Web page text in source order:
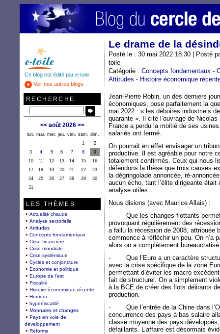
Le drame de la
Posté le : 30 mai 2022 18:30 | Posté
toile
Catégorie : Concepts fondamentaux -
Attitudes - Histoire économique
Jean-Pierre Robin, un des derniers
économiques, pose parfaitement la
mai 2022 : « les déboires industriels
quarante ». Il cite l’ouvrage de
France a perdu la moitié de ses
salariés ont fermé.
On pourrait en effet envisager un
productive. Il est agréable pour notre
totalement confirmés. Ceux qui nous
défendons la thèse que trois causes
la dégringolade annoncée, ré-
aucun écho, tant l’élite dirigeante
analyse utiles.
Nous disions (avec Maurice Allais) :
- Que les changes flottants
provoquant régulièrement des
a fallu la récession de 2008, attribuée
commence à réfléchir un peu. On n’a
alors on a complètement
- Que l’Euro a un caractère
avec la crise spécifique de la zone
permettant d’éviter les macro
fait de structurel. On a simplement
à la BCE de créer des flots délirants
production.
- Que l’entrée de la Chine dans
concurrence des pays à bas salaire
classe moyenne des pays
défaillants. L’affaire est désormais
Ce blog est édité par e-toile
Voir nos autres blogs
RECHERCHE
<< août 2026 >>
lun. mar. mer. jeu. ven. sam.
dim.
1
2
3
4 5 6 7 8
9
10
11 12 13 14 15
16
17
18 19 20 21 22
23
24
25 26 27 28 29
30
31
LES THÈMES
Actualité chaude
Analyse sectorielle
Attitudes
Concepts fondamentaux
Crise financière
Crise mondiale
Crise systémique
Cycles et conjoncture
Economie et politique
Europe de l'est
Fiscalité
Histoire économique récente
Humeur
hyperfiscalité
Monnaies et changes
Pays en voie de
développement
Réforme